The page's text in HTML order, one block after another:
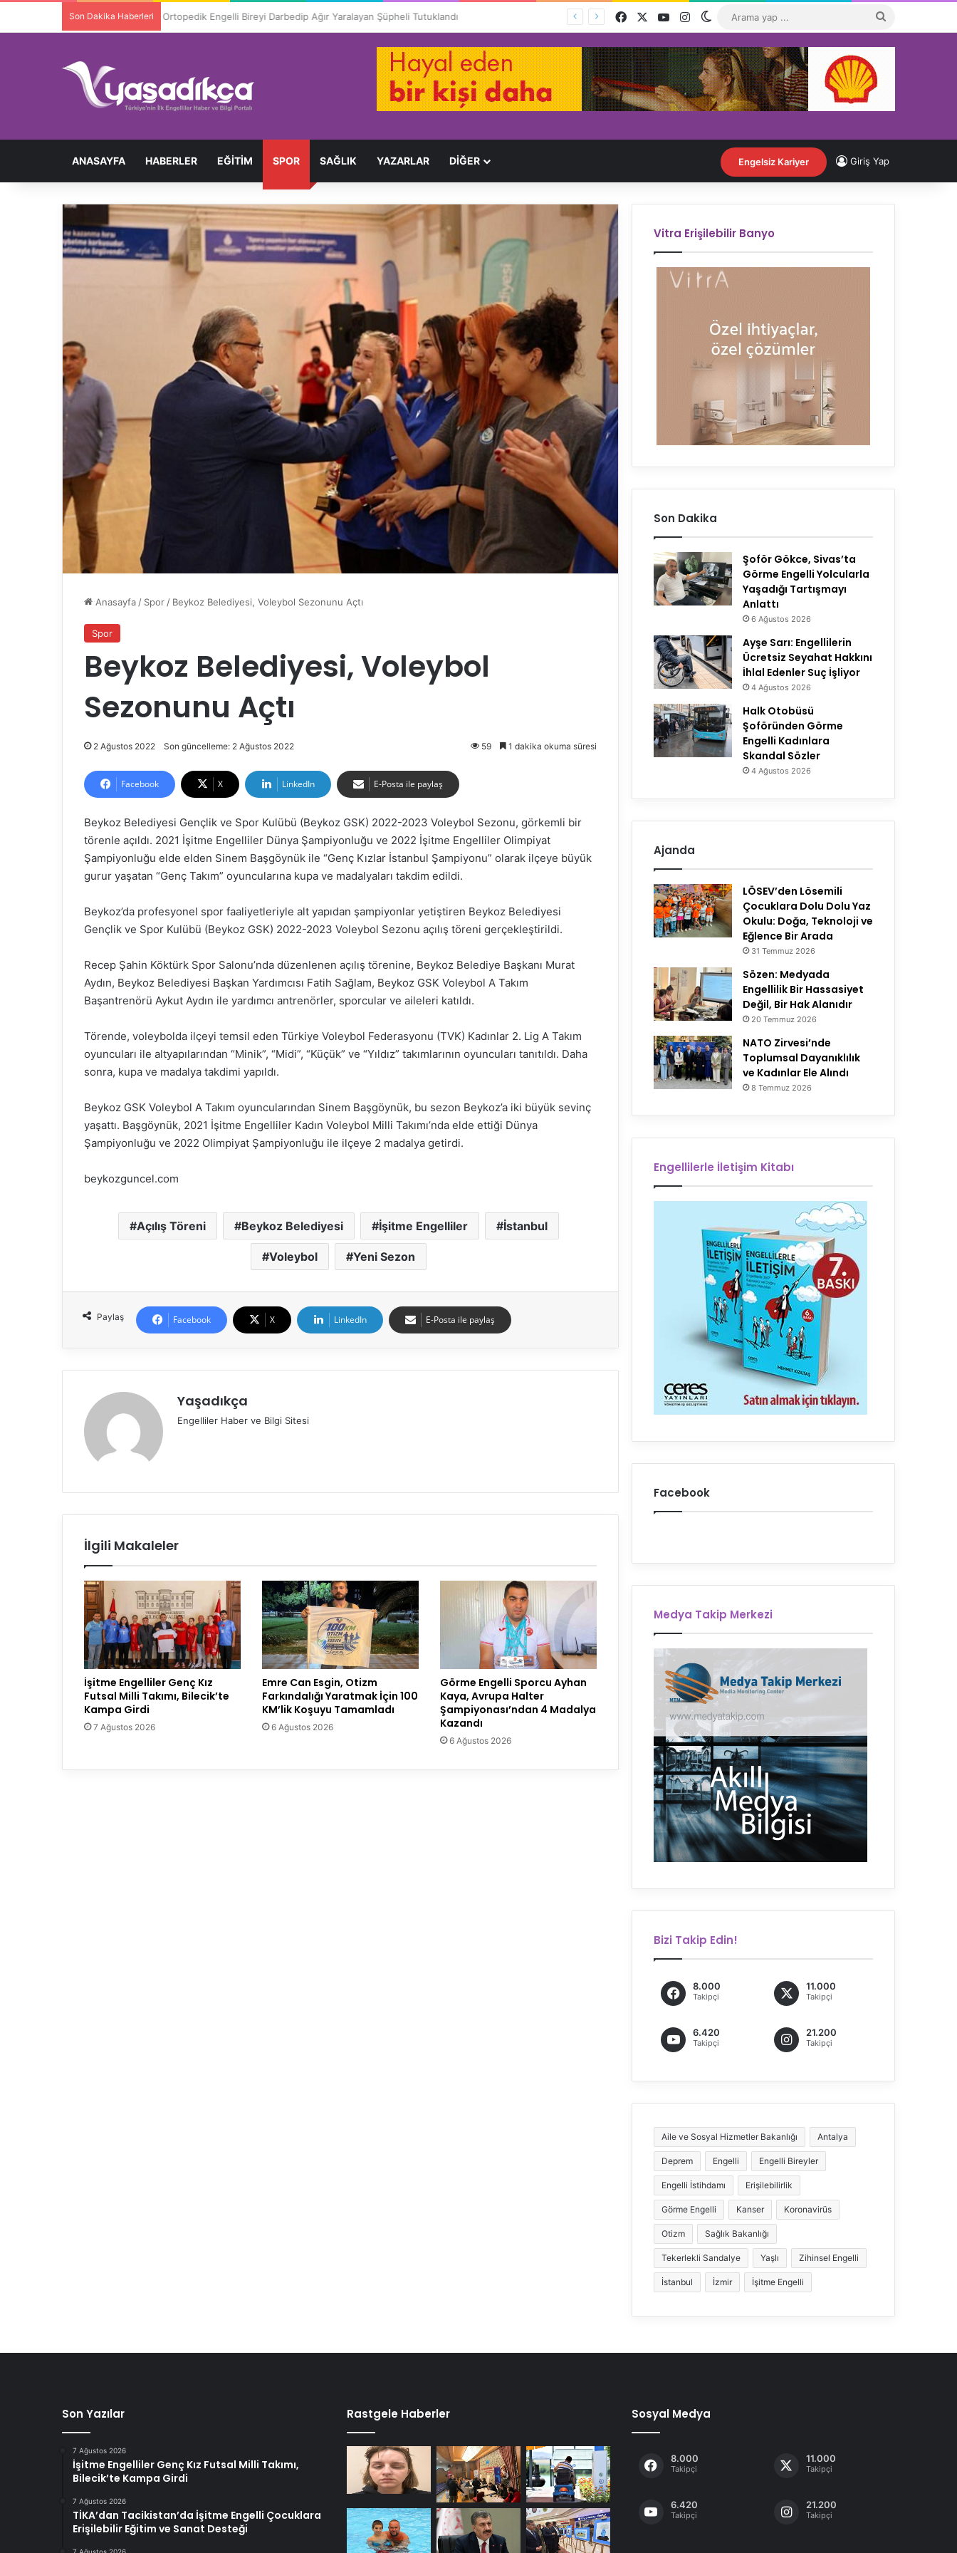
Son Dakika Haberleri Ortopedik Engelli Bireyi Darbedip Ağır Yaralayan Şüpheli Tutuklandı Facebook YouTubeInstagramDış görünümü değiştir
...
ANASAYFA HABERLER EĞITIM SPOR SAĞLIK YAZARLAR DİĞER Engelsiz Kariyer Giriş Yap
Anasayfa/ Spor/ Beykoz Belediyesi, Voleybol Sezonunu Açtı
Spor
Beykoz Belediyesi, Voleybol
Sezonunu Açtı
2 Ağustos 2022 Son güncelleme: 2 Ağustos 2022 59 1 dakika okuma süresi
Facebook X LinkedIn E-Posta ile paylaş
Beykoz Belediyesi Gençlik ve Spor Kulübü (Beykoz GSK) 2022-2023 Voleybol Sezonu, görkemli bir
törenle açıldı. 2021 İşitme Engelliler Dünya Şampiyonluğu ve 2022 İşitme Engelliler Olimpiyat
Şampiyonluğu elde elden Sinem Başgöynük ile “Genç Kızlar İstanbul Şampiyonu” olarak ilçeye büyük
gurur yaşatan “Genç Takım” oyuncularına kupa ve madalyaları takdim edildi.
Beykoz’da profesyonel spor faaliyetleriyle alt yapıdan şampiyonlar yetiştiren Beykoz Belediyesi
Gençlik ve Spor Kulübü (Beykoz GSK) 2022-2023 Voleybol Sezonu açılış töreni gerçekleştirildi.
Recep Şahin Köktürk Spor Salonu’nda düzenlenen açılış törenine, Beykoz Belediye Başkanı Murat
Aydın, Beykoz Belediyesi Başkan Yardımcısı Fatih Sağlam, Beykoz GSK Voleybol A Takım
Başantrenörü Aykut Aydın ile yardımcı antrenörler, sporcular ve aileleri katıldı.
Törende, voleybolda ilçeyi temsil eden Türkiye Voleybol Federasyonu (TVK) Kadınlar 2. Lig A Takım
oyuncuları ile altyapılarından “Minik”, “Midi”, “Küçük” ve “Yıldız” takımlarının oyuncuları tanıtıldı. Daha
sonra, kupa ve madalya takdimi yapıldı.
Beykoz GSK Voleybol A Takım oyuncularından Sinem Başgöynük, bu sezon Beykoz’a iki büyük sevinç
yaşattı. Başgöynük, 2021 İşitme Engelliler Kadın Voleybol Milli Takımı’nda elde ettiği Dünya
Şampiyonluğu ve 2022 Olimpiyat Şampiyonluğu ile ilçeye 2 madalya getirdi.
beykozguncel.com
Açılış Töreni Beykoz Belediyesi İşitme Engelliler İstanbul
Voleybol Yeni Sezon
Paylaş Facebook X LinkedIn E-Posta ile paylaş
Yaşadıkça
Engelliler Haber ve Bilgi Sitesi
İlgili Makaleler
İşitme Engelliler Genç Kız
Futsal Milli Takımı, Bilecik’te
Kampa Girdi
7 Ağustos 2026
Emre Can Esgin, Otizm
Farkındalığı Yaratmak İçin 100
KM’lik Koşuyu Tamamladı
6 Ağustos 2026
Görme Engelli Sporcu Ayhan
Kaya, Avrupa Halter
Şampiyonası’ndan 4 Madalya
Kazandı
6 Ağustos 2026
Vitra Erişilebilir Banyo
Son Dakika
Şoför Gökce, Sivas’ta
Görme Engelli Yolcularla
Yaşadığı Tartışmayı
Anlattı
6 Ağustos 2026
Ayşe Sarı: Engellilerin
Ücretsiz Seyahat Hakkını
İhlal Edenler Suç İşliyor
4 Ağustos 2026
Halk Otobüsü
Şoföründen Görme
Engelli Kadınlara
Skandal Sözler
4 Ağustos 2026
Ajanda
LÖSEV’den Lösemili
Çocuklara Dolu Dolu Yaz
Okulu: Doğa, Teknoloji ve
Eğlence Bir Arada
31 Temmuz 2026
Sözen: Medyada
Engellilik Bir Hassasiyet
Değil, Bir Hak Alanıdır
20 Temmuz 2026
NATO Zirvesi’nde
Toplumsal Dayanıklılık
ve Kadınlar Ele Alındı
8 Temmuz 2026
Engellilerle İletişim Kitabı
Facebook
Medya Takip Merkezi
Bizi Takip Edin!
8.000
Takipçi
11.000
Takipçi
6.420
Takipçi
21.200
Takipçi
Aile ve Sosyal Hizmetler Bakanlığı Antalya
Deprem Engelli Engelli Bireyler
Engelli İstihdamı Erişilebilirlik
Görme Engelli Kanser Koronavirüs
Otizm Sağlık Bakanlığı
Tekerlekli Sandalye Yaşlı Zihinsel Engelli
İstanbul İzmir İşitme Engelli
Son Yazılar
7 Ağustos 2026
İşitme Engelliler Genç Kız Futsal Milli Takımı,
Bilecik’te Kampa Girdi
7 Ağustos 2026
TİKA’dan Tacikistan’da İşitme Engelli Çocuklara
Erişilebilir Eğitim ve Sanat Desteği
Rastgele Haberler Sosyal Medya
8.000
Takipçi
11.000
Takipçi
6.420
Takipçi
21.200
Takipçi